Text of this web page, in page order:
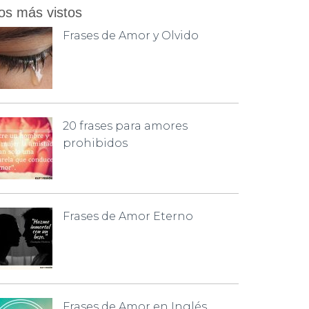
más vistos
Frases de Amor y Olvido
20 frases para amores
prohibidos
Frases de Amor Eterno